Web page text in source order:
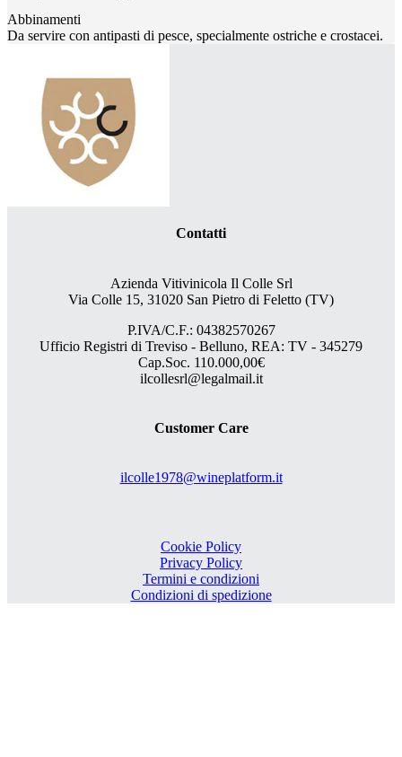
Abbinamenti
Da servire con antipasti di pesce, specialmente ostriche e crostacei.
Contatti
Azienda Vitivinicola Il Colle Srl
Via Colle 15, 31020 San Pietro di Feletto (TV)
P.IVA/C.F.: 04382570267
Ufficio Registri di Treviso - Belluno, REA: TV - 345279
Cap.Soc. 110.000,00€
ilcollesrl@legalmail.it
Customer Care
ilcolle1978@wineplatform.it
Cookie Policy
Privacy Policy
Termini e condizioni
Condizioni di spedizione